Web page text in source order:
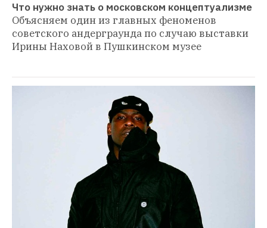
Что нужно знать о московском концептуализме
Объясняем один из главных феноменов
советского андерграунда по случаю выставки
Ирины Наховой в Пушкинском музее